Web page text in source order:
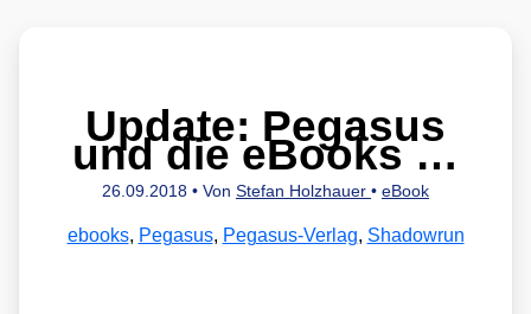
Update: Pegasus
und die eBooks …
26.09.2018 • Von Stefan Holzhauer • eBook
ebooks, Pegasus, Pegasus-Verlag, Shadowrun